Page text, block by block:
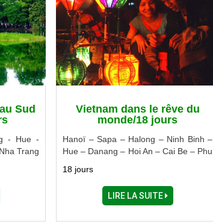
Sud
- Hue -
Trang
Vietnam dans le rêve du
monde/18 jours
Hanoï – Sapa – Halong – Ninh Binh –
Hue – Danang – Hoi An – Cai Be – Phu
18 jours
LIRE LA SUITE